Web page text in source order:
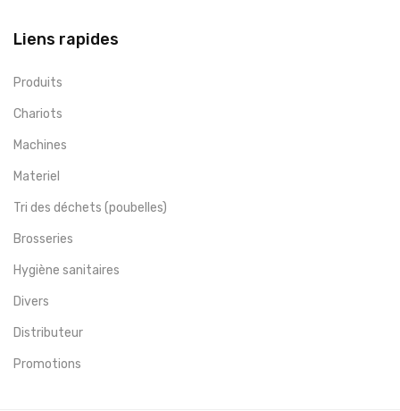
Liens rapides
Produits
Chariots
Machines
Materiel
Tri des déchets (poubelles)
Brosseries
Hygiène sanitaires
Divers
Distributeur
Promotions